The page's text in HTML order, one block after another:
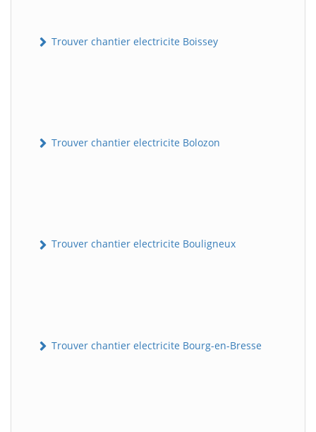
Trouver chantier electricite Boissey
Trouver chantier electricite Bolozon
Trouver chantier electricite Bouligneux
Trouver chantier electricite Bourg-en-Bresse